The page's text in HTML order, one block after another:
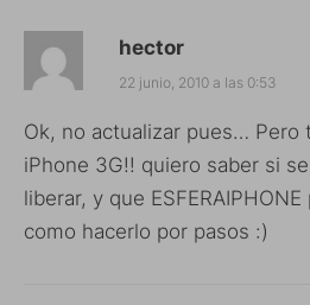
hector
22 junio, 2010 a las 0:53
Ok, no actualizar pues… Pero
iPhone 3G!! quiero saber si
liberar, y que
como hacerlo por pasos :)